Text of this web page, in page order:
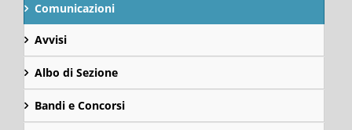
Comunicazioni
Avvisi
Albo di Sezione
Bandi e Concorsi